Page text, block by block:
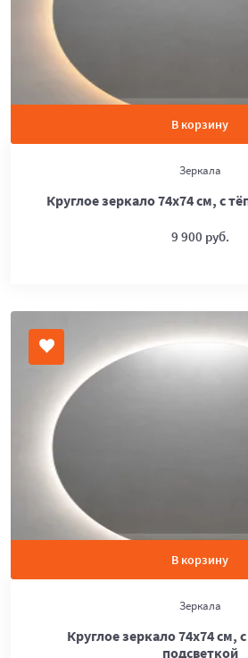
В корзину
Зеркала
Круглое зеркало 74х74 см, с
9 900 руб.
В корзину
Зеркала
Круглое зеркало 74х74 см,
подсветкой